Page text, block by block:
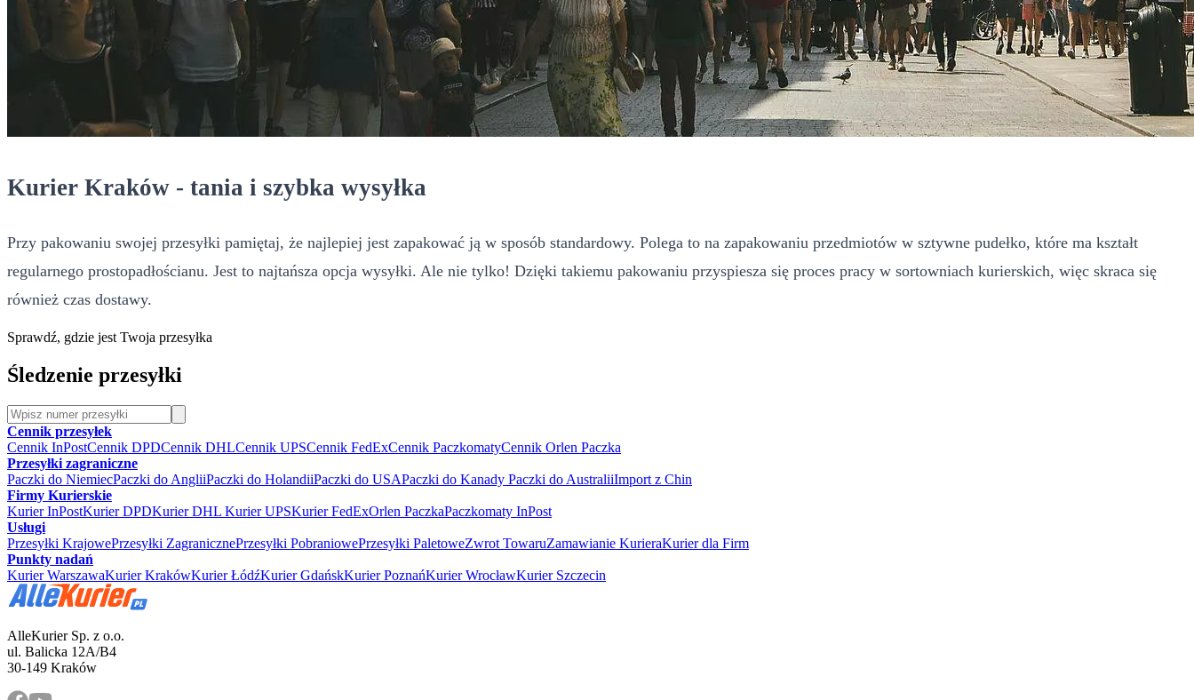
Kurier Kraków - tania i szybka wysyłka
Przy pakowaniu swojej przesyłki pamiętaj, że najlepiej jest zapakować ją w sposób standardowy. Polega to na zapakowaniu przedmiotów w sztywne pudełko, które ma kształt
regularnego prostopadłościanu. Jest to najtańsza opcja wysyłki. Ale nie tylko! Dzięki takiemu pakowaniu przyspiesza się proces pracy w sortowniach kurierskich, więc skraca się
również czas dostawy.
Sprawdź, gdzie jest Twoja przesyłka
Śledzenie przesyłki
Cennik przesyłek
Cennik InPostCennik DPDCennik DHLCennik UPSCennik FedExCennik PaczkomatyCennik Orlen Paczka
Przesyłki zagraniczne
Paczki do NiemiecPaczki do AngliiPaczki do HolandiiPaczki do USAPaczki do Kanady Paczki do AustraliiImport z Chin
Firmy Kurierskie
Kurier InPostKurier DPDKurier DHL Kurier UPSKurier FedExOrlen PaczkaPaczkomaty InPost
Usługi
Przesyłki KrajowePrzesyłki ZagranicznePrzesyłki PobraniowePrzesyłki PaletoweZwrot TowaruZamawianie KurieraKurier dla Firm
Punkty nadań
Kurier WarszawaKurier KrakówKurier ŁódźKurier GdańskKurier PoznańKurier WrocławKurier Szczecin
AlleKurier Sp. z o.o.
ul. Balicka 12A/B4
30-149 Kraków